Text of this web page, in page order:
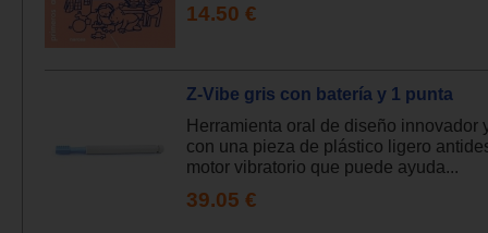
14.50 €
Z-Vibe gris con batería y 1 punta
Herramienta oral de diseño innovador
con una pieza de plástico ligero
motor vibratorio que puede ayuda...
39.05 €